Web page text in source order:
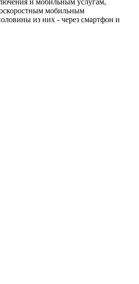
и мобильным услугам,
мобильным
из них - через смартфон и